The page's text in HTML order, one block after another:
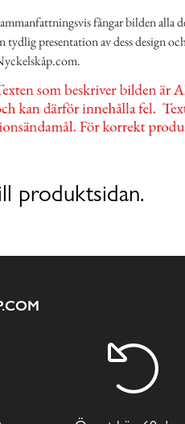
fångar bilden alla
tydlig presentation av dess design
produktsidan.